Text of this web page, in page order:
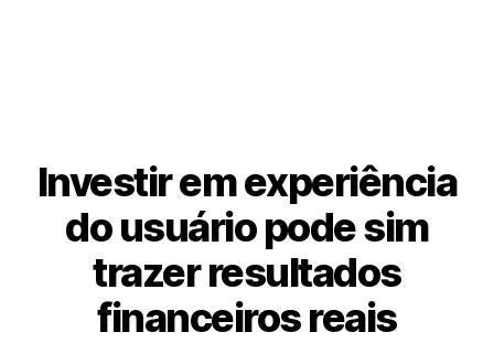
Investir em experiência
do usuário pode sim
trazer resultados
financeiros reais